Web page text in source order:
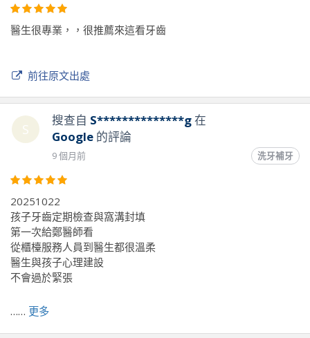
醫生很專業，，很推薦來這看牙齒
前往原文出處
S
搜查自 S**************g在
Google的評論
9 個月前 洗牙補牙
20251022
孩子牙齒定期檢查與窩溝封填
第一次給鄭醫師看
從櫃檯服務人員到醫生都很溫柔
醫生與孩子心理建設
不會過於緊張
…… 更多